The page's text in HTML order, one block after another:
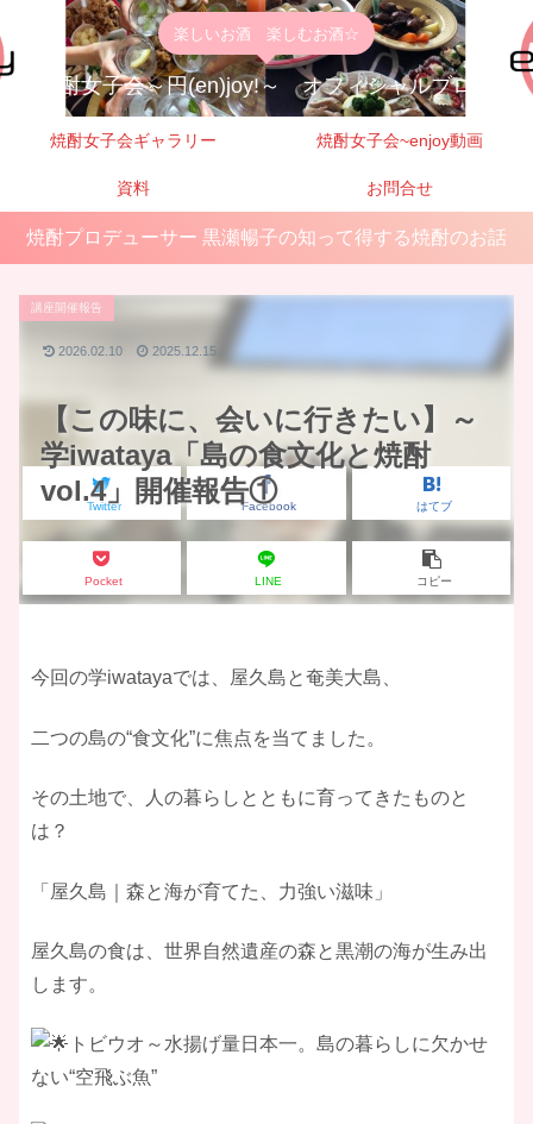
楽しいお酒 楽しむお酒☆
焼酎女子会～円(en)joy!～ オフィシャルブログ
焼酎女子会ギャラリー 焼酎女子会~enjoy動画
資料 お問合せ
焼酎プロデューサー 黒瀬暢子の知って得する焼酎のお話
【この味に、会いに行きたい】～
学iwataya「島の食文化と焼酎
vol.4」開催報告①
講座開催報告
Twitter Facebook はてブ
Pocket LINE コピー
2026.02.10 2025.12.15
今回の学iwatayaでは、屋久島と奄美大島、
二つの島の“食文化”に焦点を当てました。
​その土地で、人の暮らしとともに育ってきたものと
は？
​「屋久島｜森と海が育てた、力強い滋味」
​屋久島の食は、世界自然遺産の森と黒潮の海が生み出
します。
トビウオ～水揚げ量日本一。島の暮らしに欠かせ
ない“空飛ぶ魚”